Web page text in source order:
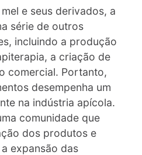
e seus derivados, a
série de outros
incluindo a produção
a criação de
comercial. Portanto,
desempenha um
na indústria apícola.
comunidade que
dos produtos e
expansão das